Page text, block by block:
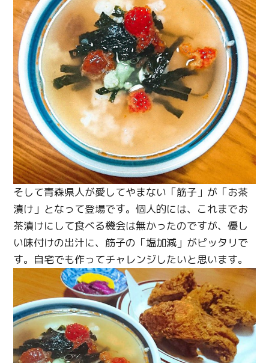
そして青森県人が愛してやまない「筋子」が「お茶
漬け」となって登場です。個人的には、これまでお
茶漬けにして食べる機会は無かったのですが、優し
い味付けの出汁に、筋子の「塩加減」がピッタリで
す。自宅でも作ってチャレンジしたいと思います。